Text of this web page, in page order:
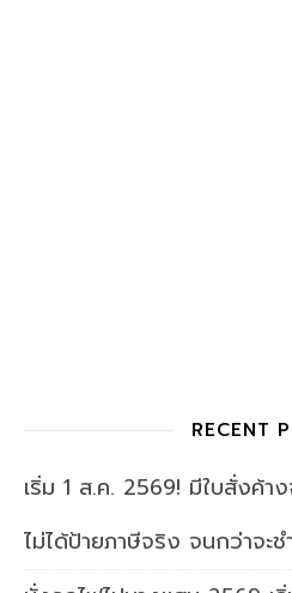
RECENT
เริ่ม 1 ส.ค. 2569! มีใบสั่งค้
ไม่ได้ป้ายภาษีจริง จนกว่าจะช